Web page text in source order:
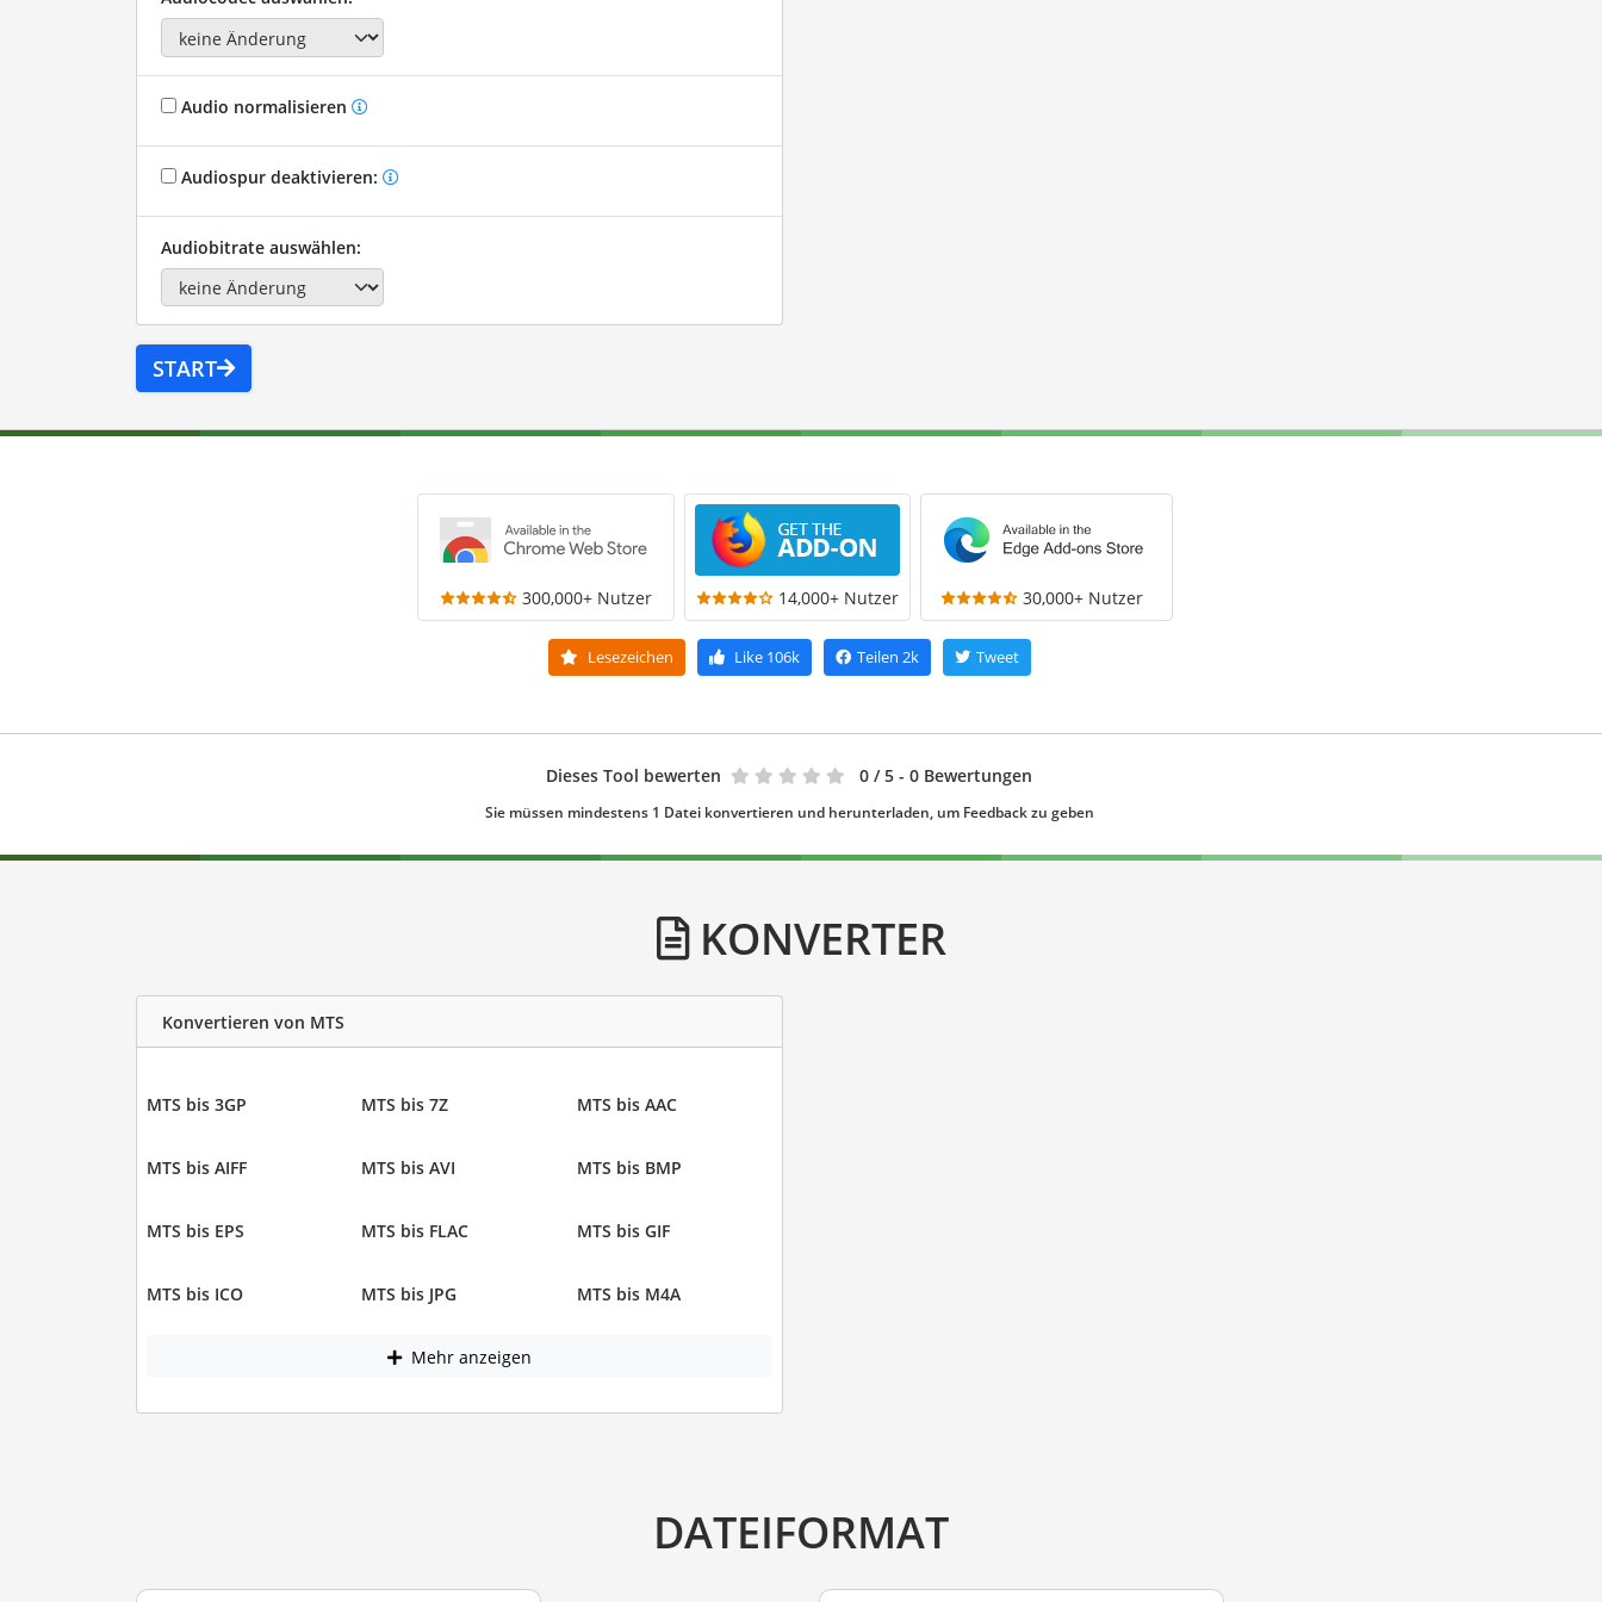
Audio normalisieren
Audiospur deaktivieren:
Audiobitrate auswählen:
START
300,000+ Nutzer 14,000+ Nutzer 30,000+ Nutzer
Lesezeichen Like106k Teilen 2k Tweet
Dieses Tool bewerten 0 / 5 - 0 Bewertungen
Sie müssen mindestens 1 Datei konvertieren und herunterladen, um Feedback zu geben
KONVERTER
Konvertieren von MTS
MTS bis 3GP MTS bis 7Z MTS bis AAC
MTS bis AIFF MTS bis AVI MTS bis BMP
MTS bis EPS MTS bis FLAC MTS bis GIF
MTS bis ICO MTS bis JPG MTS bis M4A
Mehr anzeigen
DATEIFORMAT